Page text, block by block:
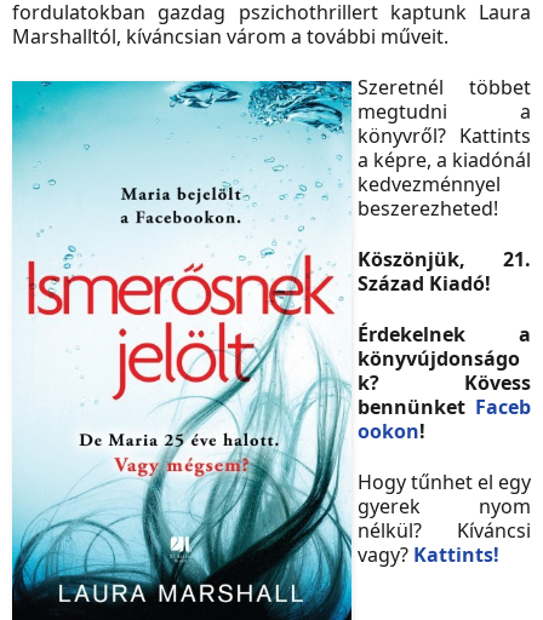
fordulatokban gazdag pszichothrillert kaptunk Laura
Marshalltól, kíváncsian várom a további műveit.
Szeretnél többet
megtudni a
könyvről? Kattints
a képre, a kiadónál
kedvezménnyel
beszerezheted!
Köszönjük, 21.
Század Kiadó!
Érdekelnek a
könyvújdonságo
k? Kövess
bennünket Faceb
ookon!
Hogy tűnhet el egy
gyerek nyom
nélkül? Kíváncsi
vagy? Kattints!